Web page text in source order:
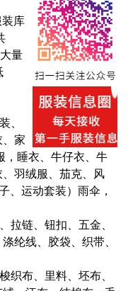
库
量
、
家
，睡衣、牛仔衣、牛
羽绒服、茄克、风
、运动套装）雨伞，
拉链、钮扣、五金、
纶线、胶袋、织带、
织布、里料、坯布、